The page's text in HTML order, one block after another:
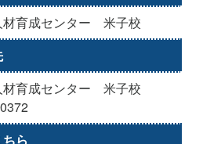
材育成センター 米子校
材育成センター 米子校
ら